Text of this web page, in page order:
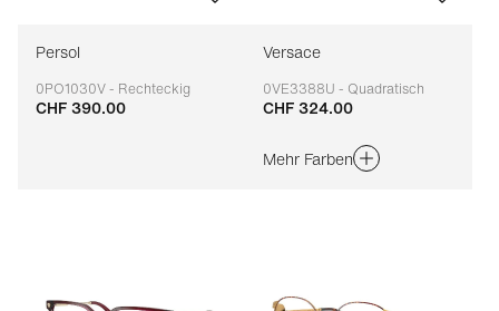
Persol
0PO1030V - Rechteckig
Anpassbar
CHF 390.00
Versace
0VE3388U - Quadratisch
Anpassbar
CHF 324.00
Mehr Farben